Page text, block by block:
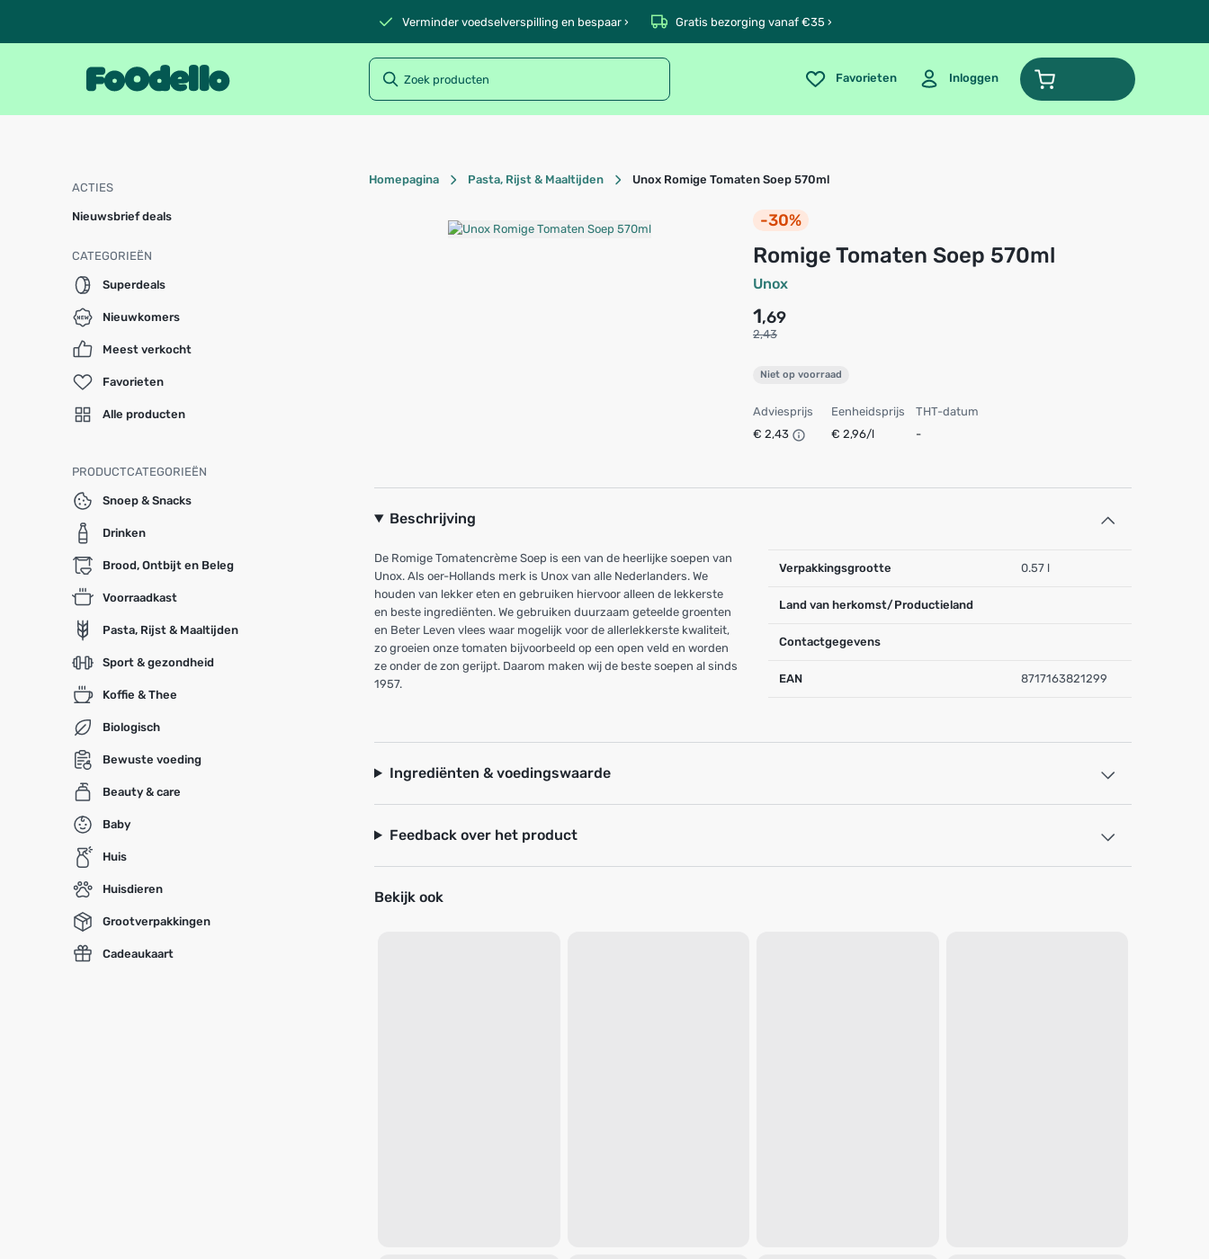
Verminder voedselverspilling en bespaar › Gratis bezorging vanaf €35 ›
Favorieten Inloggen
ACTIES
Nieuwsbrief deals
CATEGORIEËN
Superdeals
Nieuwkomers
Meest verkocht
Favorieten
Alle producten
PRODUCTCATEGORIEËN
Snoep & Snacks
Drinken
Brood, Ontbijt en Beleg
Voorraadkast
Pasta, Rijst & Maaltijden
Sport & gezondheid
Koffie & Thee
Biologisch
Bewuste voeding
Beauty & care
Baby
Huis
Huisdieren
Grootverpakkingen
Cadeaukaart
Homepagina Pasta, Rijst & Maaltijden Unox Romige Tomaten Soep 570ml
-30%
Romige Tomaten Soep 570ml
Unox
1,69
2,43
Niet op voorraad
Adviesprijs
€ 2,43
Eenheidsprijs
€ 2,96/l
THT-datum
-
Beschrijving
De Romige Tomatencrème Soep is een van de heerlijke soepen van
Unox. Als oer-Hollands merk is Unox van alle Nederlanders. We
houden van lekker eten en gebruiken hiervoor alleen de lekkerste
en beste ingrediënten. We gebruiken duurzaam geteelde groenten
en Beter Leven vlees waar mogelijk voor de allerlekkerste kwaliteit,
zo groeien onze tomaten bijvoorbeeld op een open veld en worden
ze onder de zon gerijpt. Daarom maken wij de beste soepen al sinds
1957.
Verpakkingsgrootte 0.57 l
Land van herkomst/Productieland
Contactgegevens
EAN 8717163821299
Ingrediënten & voedingswaarde
Feedback over het product
Bekijk ook